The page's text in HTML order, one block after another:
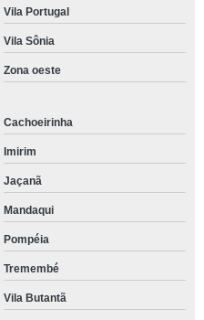
Vila Portugal
Vila Sônia
Zona oeste
Cachoeirinha
Imirim
Jaçanã
Mandaqui
Pompéia
Tremembé
Vila Butantã